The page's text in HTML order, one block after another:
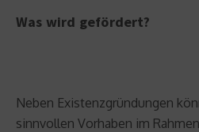
Was wird gefördert?
Neben Existenzgründungen
sinnvollen Vorhaben im